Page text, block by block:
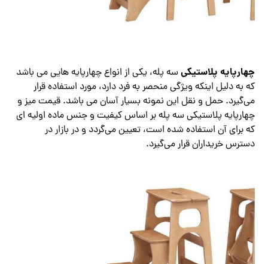
چهارپایه پلاستیکیسه پله، یکی از انواع چهارپایه هایی می باشد
که به دلیل اینکه ویژگی منحصر به فرد دارد، مورد استفاده قرار
می‌گیرد. حمل و نقل این نمونه بسیار آسان می باشد. قیمت میز و
چهارپایه پلاستیکی سه پله بر اساس کیفیت و جنس ماده اولیه ای
که برای آن استفاده شده است، تعیین می‌گردد و در بازار در
دسترس خریداران قرار می‌گیرد.